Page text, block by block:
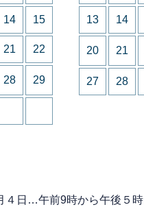
14 15
21 22
28 29
13 14
20 21
27 28
４日…午前9時から午後５時